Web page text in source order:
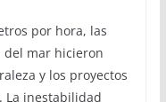
por hora, las
mar hicieron
y los proyectos
La inestabilidad